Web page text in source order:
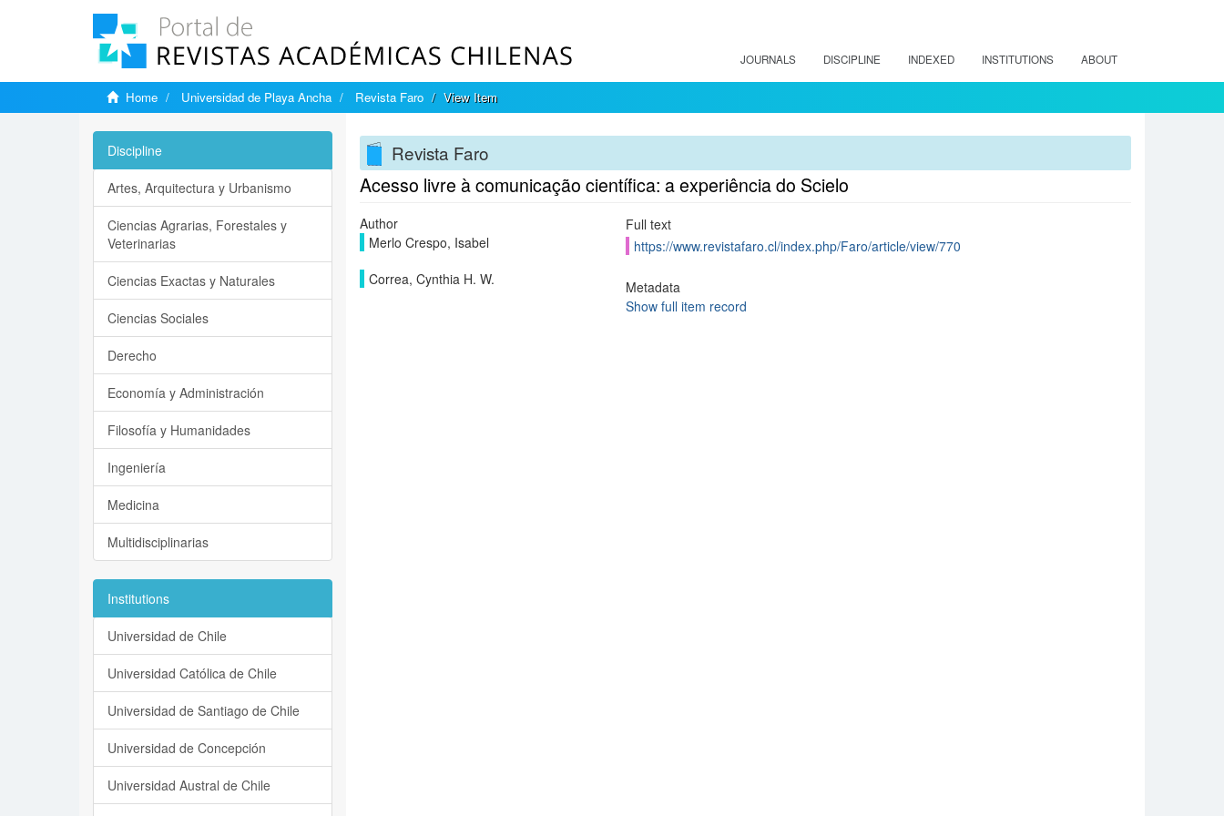
JOURNALS DISCIPLINE INDEXED INSTITUTIONS ABOUT
Home Universidad de Playa Ancha Revista Faro View Item
Revista Faro
Acesso livre à comunicação científica: a experiência do Scielo
Author
Merlo Crespo, Isabel
Correa, Cynthia H. W.
Full text
https://www.revistafaro.cl/index.php/Faro/article/view/770
Metadata
Show full item record
Discipline
Artes, Arquitectura y Urbanismo
Ciencias Agrarias, Forestales y
Veterinarias
Ciencias Exactas y Naturales
Ciencias Sociales
Derecho
Economía y Administración
Filosofía y Humanidades
Ingeniería
Medicina
Multidisciplinarias
Institutions
Universidad de Chile
Universidad Católica de Chile
Universidad de Santiago de Chile
Universidad de Concepción
Universidad Austral de Chile